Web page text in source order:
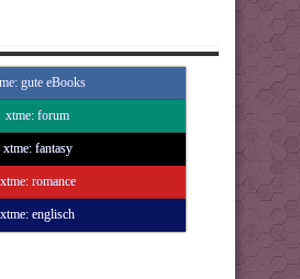
gute eBooks
xtme: forum
xtme: fantasy
xtme: romance
xtme: englisch